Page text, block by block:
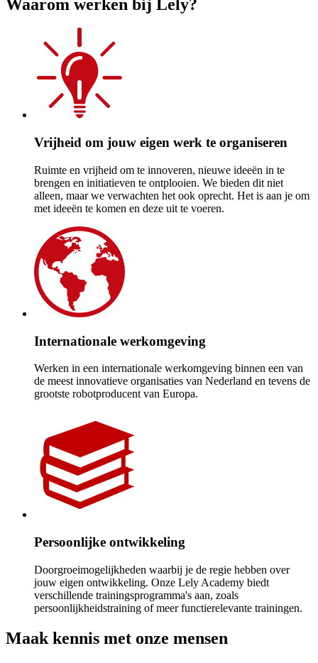
Waarom werken bij Lely?
Vrijheid om jouw eigen werk te organiseren
Ruimte en vrijheid om te innoveren, nieuwe ideeën in te
brengen en initiatieven te ontplooien. We bieden dit niet
alleen, maar we verwachten het ook oprecht. Het is aan je om
met ideeën te komen en deze uit te voeren.
Internationale werkomgeving
Werken in een internationale werkomgeving binnen een van
de meest innovatieve organisaties van Nederland en tevens de
grootste robotproducent van Europa.
Persoonlijke ontwikkeling
Doorgroeimogelijkheden waarbij je de regie hebben over
jouw eigen ontwikkeling. Onze Lely Academy biedt
verschillende trainingsprogramma's aan, zoals
persoonlijkheidstraining of meer functierelevante trainingen.
Maak kennis met onze mensen